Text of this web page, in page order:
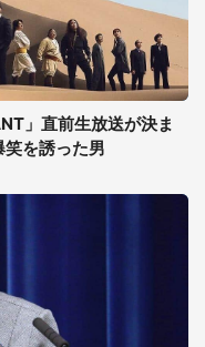
」直前生放送が決ま
笑を誘った男